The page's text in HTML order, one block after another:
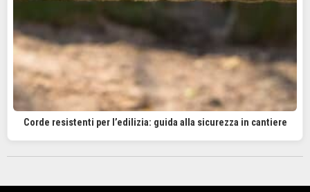
Corde resistenti per l’edilizia: guida alla sicurezza in cantiere